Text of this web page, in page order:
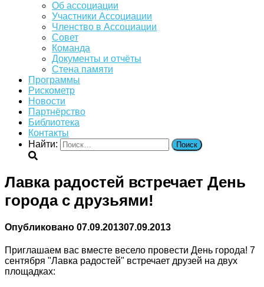
Об ассоциации
Участники Ассоциации
Членство в Ассоциации
Совет
Команда
Документы и отчёты
Стена памяти
Программы
Рискометр
Новости
Партнёрство
Библиотека
Контакты
Найти:
Лавка радостей встречает День
города с друзьями!
Опубликовано 07.09.201307.09.2013
Приглашаем вас вместе весело провести День города! 7
сентября "Лавка радостей" встречает друзей на двух
площадках: